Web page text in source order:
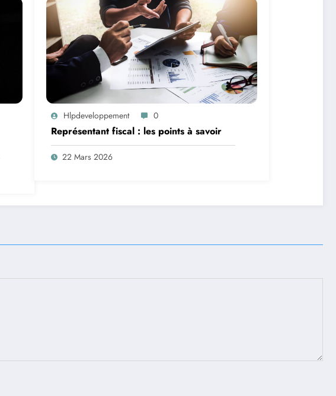
Hlpdeveloppement 0
Représentant fiscal : les points à savoir
22 Mars 2026